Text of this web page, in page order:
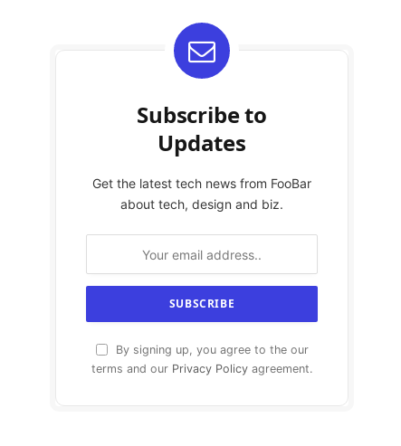
Subscribe to
Updates
Get the latest tech news from FooBar
about tech, design and biz.
By signing up, you agree to the our
terms and our Privacy Policy agreement.